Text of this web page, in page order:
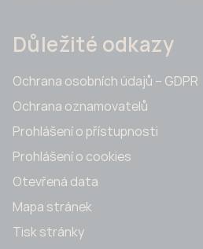
Důležité odkazy
Ochrana osobních údajů – GDPR
Ochrana oznamovatelů
Prohlášení o přístupnosti
Prohlášení o cookies
Otevřená data
Mapa stránek
Tisk stránky